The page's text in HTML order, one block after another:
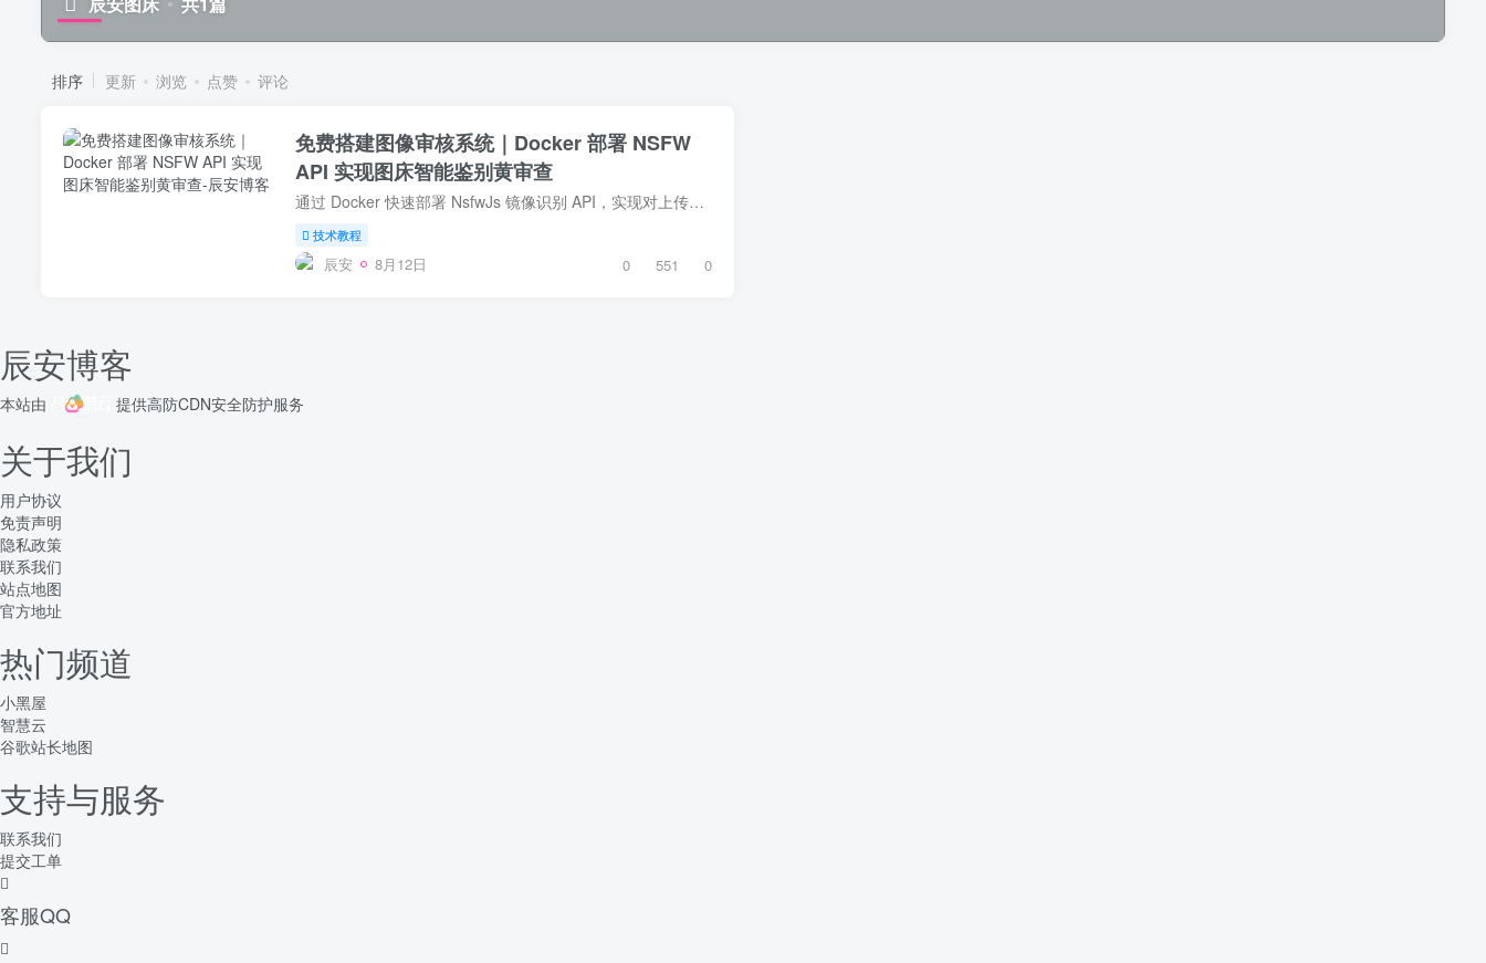
排序 更新 浏览 点赞 评论
免费搭建图像审核系统｜Docker 部署 NSFW
API 实现图床智能鉴别黄审查
通过 Docker 快速部署 NsfwJs 镜像识别 API，实现对上传图片的自动审核，适用于 Lsky Pro 或其他图床系统。在互联网内容管理日益严格的今天，如何防止用户上传包含色情或敏感内容的图片，是每个...
技术教程
辰安 8月12日 0 551 0
辰安博客
本站由 提供高防CDN安全防护服务
关于我们
用户协议
免责声明
隐私政策
联系我们
站点地图
官方地址
热门频道
小黑屋
智慧云
谷歌站长地图
支持与服务
联系我们
提交工单
客服QQ